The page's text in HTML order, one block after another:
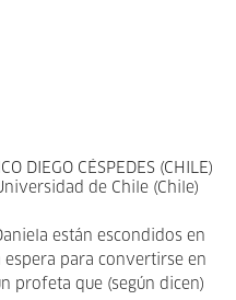
DIEGO CÉSPEDES (CHILE)
de Chile (Chile)
están escondidos en
espera para convertirse en
profeta que (según dicen)